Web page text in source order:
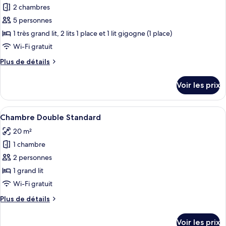
lits
jumeaux,
coin
cuisine
pour
ce
type
de
chambre :
Chambre
persons)
2 chambres
5 personnes
1 très grand lit, 2 lits 1 place et 1 lit gigogne (1 place)
Wi-Fi gratuit
Plus de détails
Plus
le
type
de
Chambre
Familiale
(5
persons)
Voir les prix
Afficher
toutes
les
photos
pour
ce
type
chambre :
Une chambre d’hôtel avec un mur
8
Chambre Double Standard
20 m²
1 chambre
2 personnes
1 grand lit
Wi-Fi gratuit
Plus de détails
Plus
Voir les prix